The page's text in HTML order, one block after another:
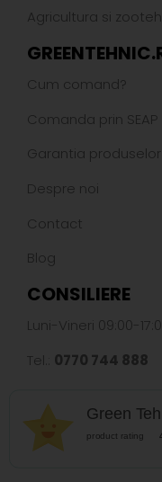
Agricultura si
Cum comand?
Comanda prin SEAP
Garantia produselor
Despre noi
Contact
Blog
CONSILIERE
Luni-Vineri 09:00-
Tel.: 0770 744 888
Green
product rating